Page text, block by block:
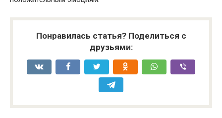
Понравилась статья? Поделиться с
друзьями: